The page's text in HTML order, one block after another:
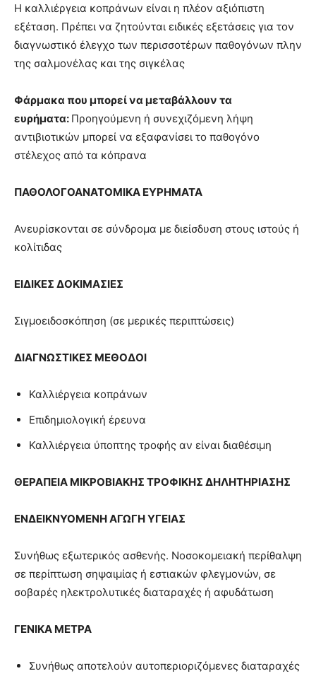
Η καλλιέργεια κοπράνων είναι η πλέον αξιόπιστη
εξέταση. Πρέπει να ζητούνται ειδικές εξετάσεις για τον
διαγνωστικό έλεγχο των περισσοτέρων παθογόνων πλην
της σαλμονέλας και της σιγκέλας
Φάρμακα που μπορεί να μεταβάλλουν τα
ευρήματα: Προηγούμενη ή συνεχιζόμενη λήψη
αντιβιοτικών μπορεί να εξαφανίσει το παθογόνο
στέλεχος από τα κόπρανα
ΠΑΘΟΛΟΓΟΑΝΑΤΟΜΙΚΑ ΕΥΡΗΜΑΤΑ
Ανευρίσκονται σε σύνδρομα με διείσδυση στους ιστούς ή
κολίτιδας
ΕΙΔΙΚΕΣ ΔΟΚΙΜΑΣΙΕΣ
Σιγμοειδοσκόπηση (σε μερικές περιπτώσεις)
ΔΙΑΓΝΩΣΤΙΚΕΣ ΜΕΘΟΔΟΙ
Καλλιέργεια κοπράνων
Επιδημιολογική έρευνα
Καλλιέργεια ύποπτης τροφής αν είναι διαθέσιμη
ΘΕΡΑΠΕΙΑ ΜΙΚΡΟΒΙΑΚΗΣ ΤΡΟΦΙΚΗΣ ΔΗΛΗΤΗΡΙΑΣΗΣ
ΕΝΔΕΙΚΝΥΟΜΕΝΗ ΑΓΩΓΗ ΥΓΕΙΑΣ
Συνήθως εξωτερικός ασθενής. Νοσοκομειακή περίθαλψη
σε περίπτωση σηψαιμίας ή εστιακών φλεγμονών, σε
σοβαρές ηλεκτρολυτικές διαταραχές ή αφυδάτωση
ΓΕΝΙΚΑ ΜΕΤΡΑ
Συνήθως αποτελούν αυτοπεριοριζόμενες διαταραχές